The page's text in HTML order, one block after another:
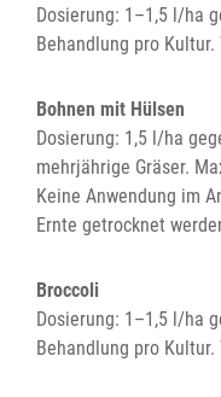
Dosierung: 1–1,5 l/ha
Behandlung pro
Bohnen mit Hülsen
Dosierung: 1,5 l/ha
mehrjährige Gräser.
Keine Anwendung im
Ernte getrocknet
Broccoli
Dosierung: 1–1,5 l/ha
Behandlung pro